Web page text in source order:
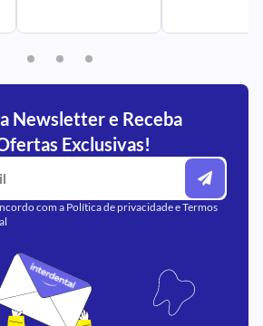
Newsletter e Receba
Exclusivas!
com a Política de privacidadeeTermos